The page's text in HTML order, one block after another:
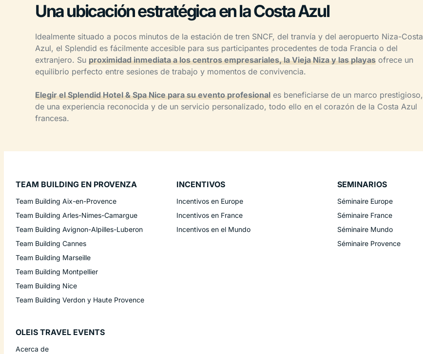
Una ubicación estratégica en la Costa Azul
Idealmente situado a pocos minutos de la estación de tren SNCF, del tranvía y del aeropuerto Niza-Costa
Azul, el Splendid es fácilmente accesible para sus participantes procedentes de toda Francia o del
extranjero. Su proximidad inmediata a los centros empresariales, la Vieja Niza y las playas ofrece un
equilibrio perfecto entre sesiones de trabajo y momentos de convivencia.
Elegir el Splendid Hotel & Spa Nice para su evento profesional es beneficiarse de un marco prestigioso,
de una experiencia reconocida y de un servicio personalizado, todo ello en el corazón de la Costa Azul
francesa.
TEAM BUILDING EN PROVENZA
Team Building Aix-en-Provence
Team Building Arles-Nimes-Camargue
Team Building Avignon-Alpilles-Luberon
Team Building Cannes
Team Building Marseille
Team Building Montpellier
Team Building Nice
Team Building Verdon y Haute Provence
INCENTIVOS
Incentivos en Europe
Incentivos en France
Incentivos en el Mundo
SEMINARIOS
Séminaire Europe
Séminaire France
Séminaire Mundo
Séminaire Provence
OLEIS TRAVEL EVENTS
Acerca de